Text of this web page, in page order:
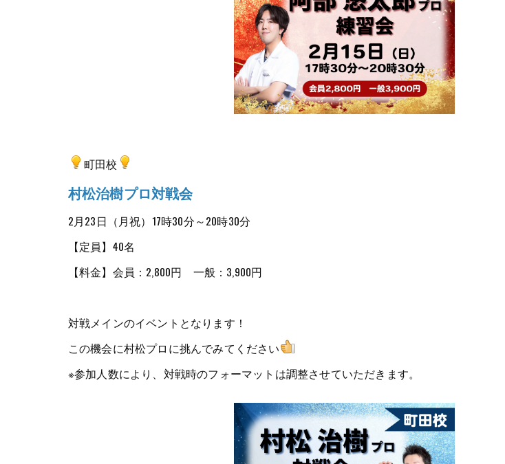
町田校
村松治樹プロ対戦会
2月23日（月祝）17時30分～20時30分
【定員】40名
【料金】会員：2,800円 一般：3,900円
対戦メインのイベントとなります！
この機会に村松プロに挑んでみてください
※参加人数により、対戦時のフォーマットは調整させていただきます。